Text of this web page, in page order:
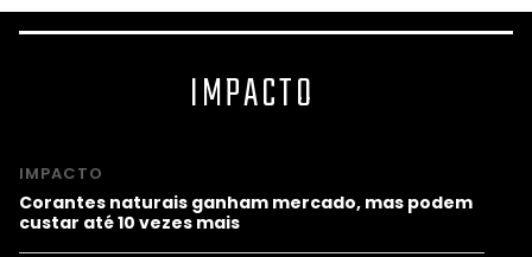
IMPACTO
IMPACTO
Corantes naturais ganham mercado, mas podem
custar até 10 vezes mais